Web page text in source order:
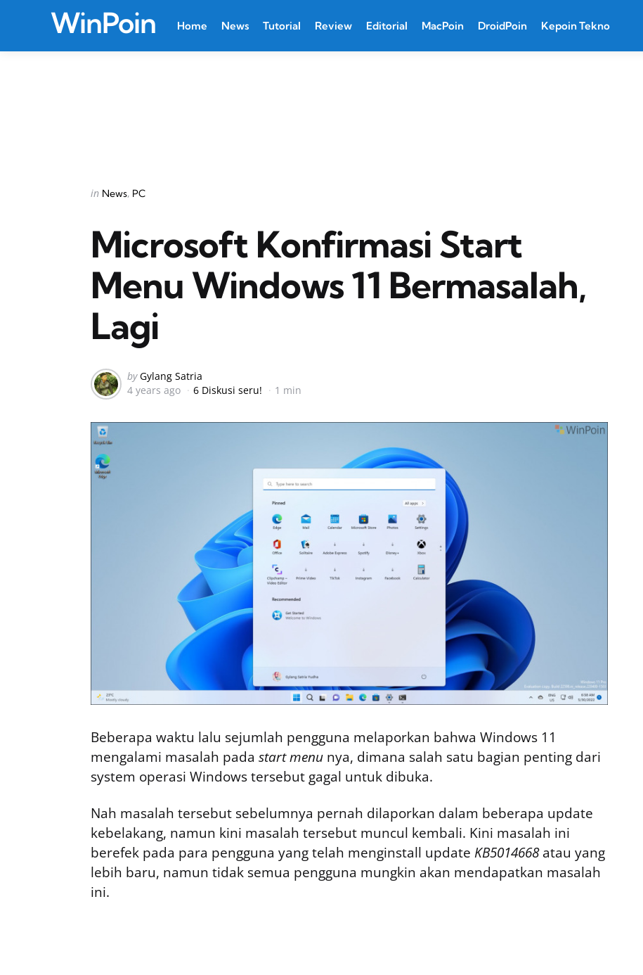
WinPoin Home News Tutorial Review Editorial MacPoin DroidPoin Kepoin Tekno
Categories
Posted
in News PC
Microsoft Konfirmasi Start
Menu Windows 11 Bermasalah,
Lagi
Posted
by
by Gylang Satria
4 years ago
6 Diskusi seru! 1 min
Beberapa waktu lalu sejumlah pengguna melaporkan bahwa Windows 11
mengalami masalah pada start menu nya, dimana salah satu bagian penting dari
system operasi Windows tersebut gagal untuk dibuka.
Nah masalah tersebut sebelumnya pernah dilaporkan dalam beberapa update
kebelakang, namun kini masalah tersebut muncul kembali. Kini masalah ini
berefek pada para pengguna yang telah menginstall update KB5014668atau yang
lebih baru, namun tidak semua pengguna mungkin akan mendapatkan masalah
ini.